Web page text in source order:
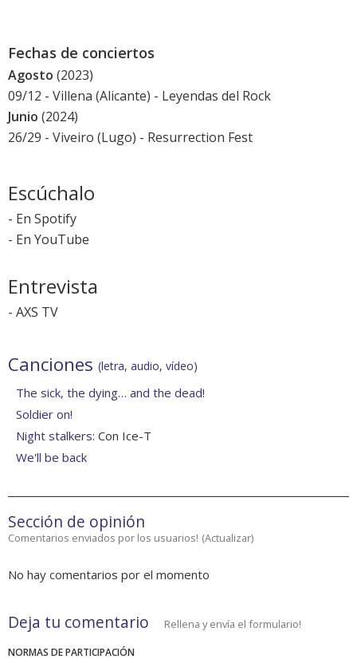
Fechas de conciertos
Agosto (2023)
09/12 - Villena (Alicante) - Leyendas del Rock
Junio (2024)
26/29 - Viveiro (Lugo) - Resurrection Fest
Escúchalo
- En Spotify
- En YouTube
Entrevista
- AXS TV
Canciones (letra, audio, vídeo)
The sick, the dying… and the dead!
Soldier on!
Night stalkers: Con Ice-T
We'll be back
Sección de opinión
Comentarios enviados por los usuarios! (Actualizar)
No hay comentarios por el momento
Deja tu comentario Rellena y envía el formulario!
NORMAS DE PARTICIPACIÓN